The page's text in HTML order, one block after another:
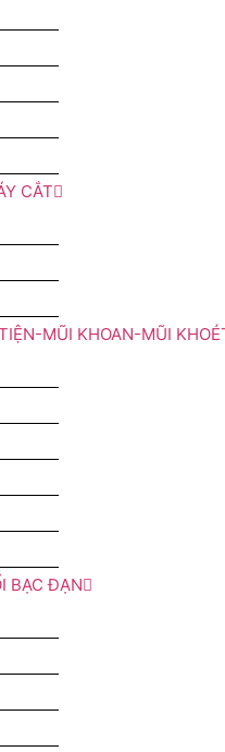
CẮT
MŨI KHOAN-MŨI
BẠC ĐẠN